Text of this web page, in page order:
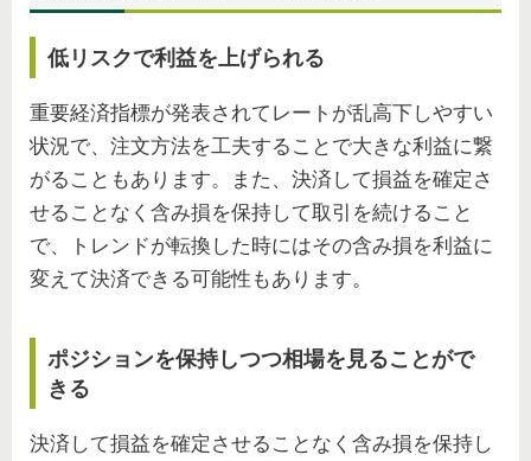
低リスクで利益を上げられる
重要経済指標が発表されてレートが乱高下しやすい
状況で、注文方法を工夫することで大きな利益に繋
がることもあります。また、決済して損益を確定さ
せることなく含み損を保持して取引を続けること
で、トレンドが転換した時にはその含み損を利益に
変えて決済できる可能性もあります。
ポジションを保持しつつ相場を見ることがで
きる
決済して損益を確定させることなく含み損を保持し